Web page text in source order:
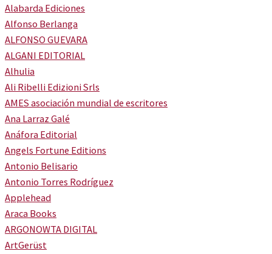
Alabarda Ediciones
Alfonso Berlanga
ALFONSO GUEVARA
ALGANI EDITORIAL
Alhulia
Ali Ribelli Edizioni Srls
AMES asociación mundial de escritores
Ana Larraz Galé
Anáfora Editorial
Angels Fortune Editions
Antonio Belisario
Antonio Torres Rodríguez
Applehead
Araca Books
ARGONOWTA DIGITAL
ArtGerüst